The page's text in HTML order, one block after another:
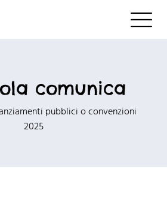
comunica
pubblici o convenzioni
2025